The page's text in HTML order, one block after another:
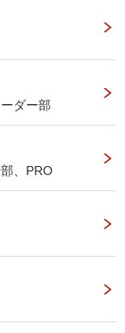
ダー部
、PRO